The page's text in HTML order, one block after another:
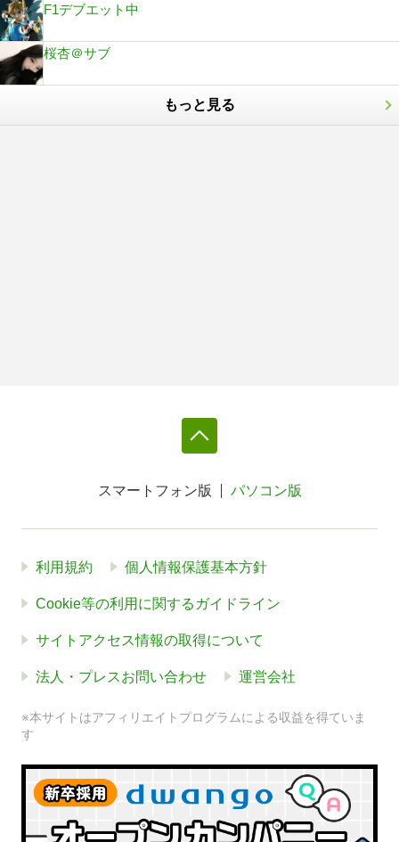
F1デブエット中
桜杏＠サブ
もっと見る
スマートフォン版 パソコン版
利用規約 個人情報保護基本方針
Cookie等の利用に関するガイドライン
サイトアクセス情報の取得について
法人・プレスお問い合わせ 運営会社
※本サイトはアフィリエイトプログラムによる収益を得ていま
す